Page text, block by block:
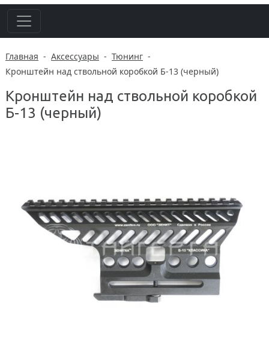
Главная - Аксессуары - Тюнинг -
Кронштейн над ствольной коробкой Б-13 (черный)
Кронштейн над ствольной коробкой
Б-13 (черный)